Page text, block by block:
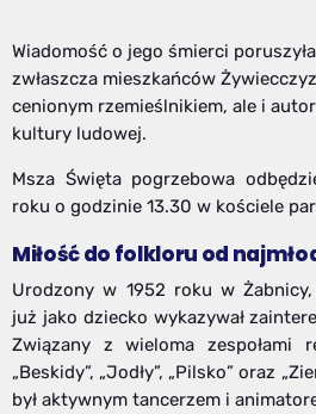
Wiadomość o jego śmierci
zwłaszcza mieszkańców
cenionym rzemieślnikiem, ale i
kultury ludowej.
Msza Święta pogrzebowa
roku o godzinie 13.30 w kościele
Miłość do folkloru od
Urodzony w 1952 roku w
już jako dziecko wykazywał
Związany z wieloma zespołami
„Beskidy”, „Jodły”, „Pilsko” oraz
był aktywnym tancerzem i